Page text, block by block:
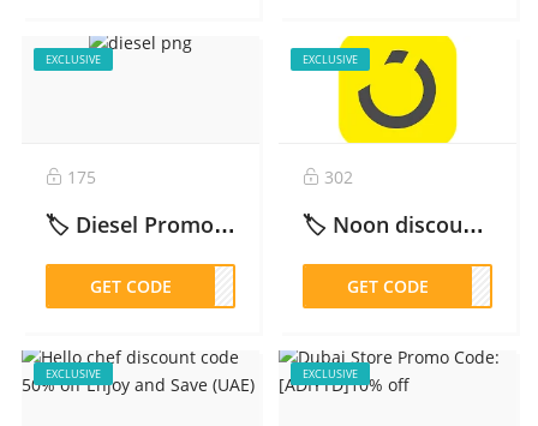
EXCLUSIVE
175
🏷️ Diesel Promo Code ADM45: 15% Off for SA, UAE, Kuwait, Qatar & Oman – 2026
GET CODEDM45
EXCLUSIVE
302
🏷️ Noon discount code : ADM164 10% up to 50 AED/SAR Cashback – 2026
GET CODEM164
EXCLUSIVE EXCLUSIVE